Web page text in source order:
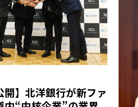
開】北洋銀行が新ファ